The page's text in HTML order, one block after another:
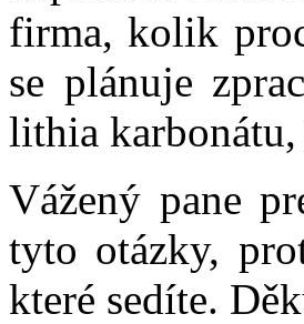
firma, kolik
se plánuje
lithia
Vážený pane
tyto otázky,
které sedíte.